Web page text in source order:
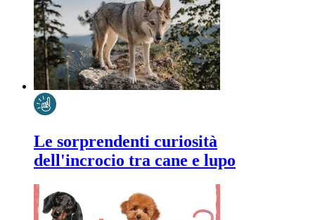
Le sorprendenti curiosità
dell'incrocio tra cane e lupo